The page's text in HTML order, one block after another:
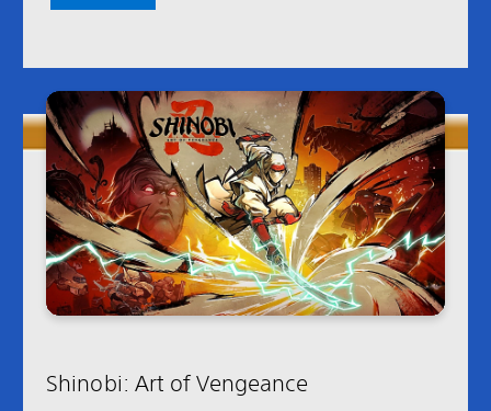
Shinobi: Art of Vengeance